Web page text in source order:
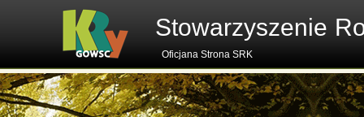
Stowarzyszenie
Oficjana Strona SRK